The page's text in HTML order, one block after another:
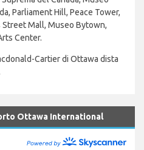
Parliament Hill, Peace Tower,
Mall, Museo Bytown,
Center.
Cartier di Ottawa dista
Ottawa International